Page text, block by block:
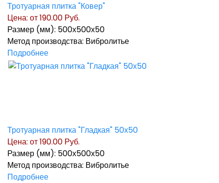
Тротуарная плитка "Ковер"
Цена: от190.00 Руб.
Размер (мм): 500х500х50
Метод производства: Вибролитье
Подробнее
Тротуарная плитка "Гладкая" 50х50
Цена: от190.00 Руб.
Размер (мм): 500х500х50
Метод производства: Вибролитье
Подробнее